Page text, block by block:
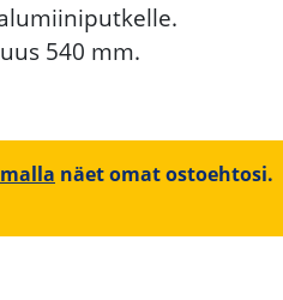
540 mm.
näet omat ostoehtosi.